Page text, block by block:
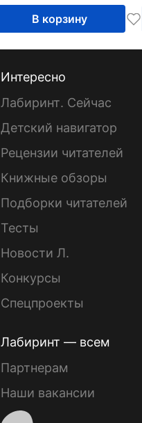
В корзину
Интересно
Лабиринт. Сейчас
Детский навигатор
Рецензии читателей
Книжные обзоры
Подборки читателей
Тесты
Новости Л.
Конкурсы
Спецпроекты
Лабиринт — всем
Партнерам
Наши вакансии